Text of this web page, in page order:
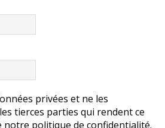
privées et ne les
tierces parties qui rendent ce
notre politique de confidentialité.